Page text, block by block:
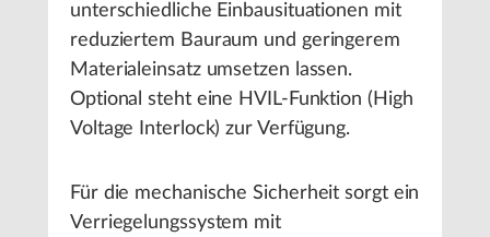
unterschiedliche Einbausituationen mit
reduziertem Bauraum und geringerem
Materialeinsatz umsetzen lassen.
Optional steht eine HVIL-Funktion (High
Voltage Interlock) zur Verfügung.
Für die mechanische Sicherheit sorgt ein
Verriegelungssystem mit